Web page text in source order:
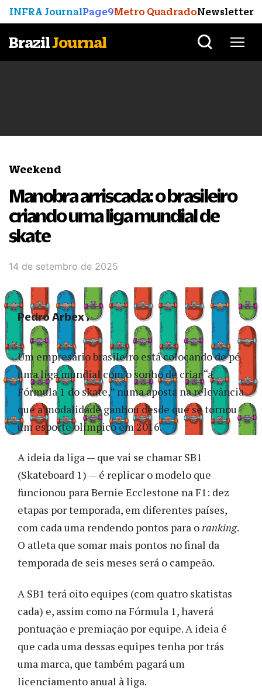
INFRA JournalPage9Metro QuadradoNewsletter
BrazilJournal
Weekend
Manobra arriscada: o brasileiro
criando uma liga mundial de
skate
14 de setembro de 2025
Um empresário brasileiro está colocando de pé
uma liga mundial com o sonho de criar “a
Fórmula 1 do skate,” numa aposta na relevância
que a modalidade ganhou desde que se tornou
um esporte olímpico em 2016.
A ideia da liga — que vai se chamar SB1
(Skateboard 1) — é replicar o modelo que
funcionou para Bernie Ecclestone na F1: dez
etapas por temporada, em diferentes países,
com cada uma rendendo pontos para oranking.
O atleta que somar mais pontos no final da
temporada de seis meses será o campeão.
A SB1 terá oito equipes (com quatro skatistas
cada) e, assim como na Fórmula 1, haverá
pontuação e premiação por equipe. A ideia é
que cada uma dessas equipes tenha por trás
uma marca, que também pagará um
licenciamento anual à liga.
Pedro Arbex